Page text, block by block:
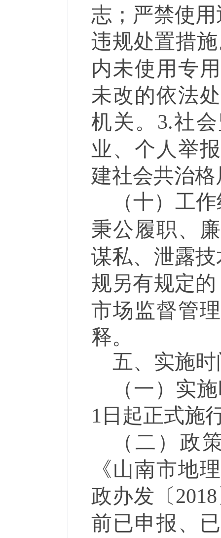
志；严禁使
违规处置措
内未使用专
未改的依法
机关。 3.社
业、个人举
建社会共治格
（十）工
秉公履职、
谋私、泄露
规另有规定
市场监督管
释。
五、实施
（一）实
1 日起正式施
（二）政
《山南市地
政办发〔 2018
前已申报、